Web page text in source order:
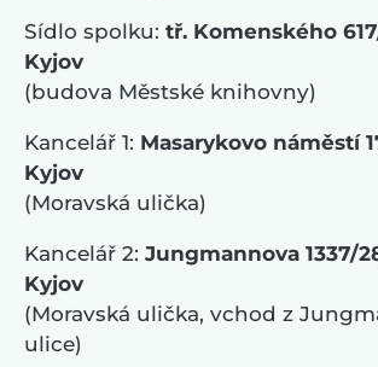
Sídlo spolku: tř. Komenského
Kyjov
(budova Městské knihovny)
Kancelář 1: Masarykovo náměstí
Kyjov
(Moravská ulička)
Kancelář 2: Jungmannova 1337/
Kyjov
(Moravská ulička, vchod z
ulice)